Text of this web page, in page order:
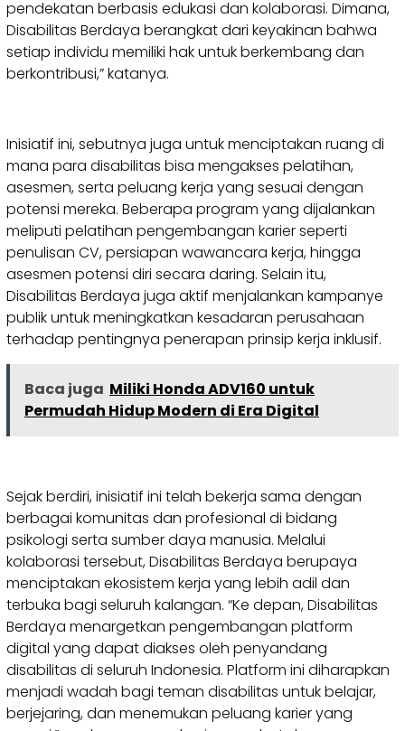
pendekatan berbasis edukasi dan kolaborasi. Dimana,
Disabilitas Berdaya berangkat dari keyakinan bahwa
setiap individu memiliki hak untuk berkembang dan
berkontribusi,” katanya.
Inisiatif ini, sebutnya juga untuk menciptakan ruang di
mana para disabilitas bisa mengakses pelatihan,
asesmen, serta peluang kerja yang sesuai dengan
potensi mereka. Beberapa program yang dijalankan
meliputi pelatihan pengembangan karier seperti
penulisan CV, persiapan wawancara kerja, hingga
asesmen potensi diri secara daring. Selain itu,
Disabilitas Berdaya juga aktif menjalankan kampanye
publik untuk meningkatkan kesadaran perusahaan
terhadap pentingnya penerapan prinsip kerja inklusif.
Baca juga Miliki Honda ADV160 untuk
Permudah Hidup Modern di Era Digital
Sejak berdiri, inisiatif ini telah bekerja sama dengan
berbagai komunitas dan profesional di bidang
psikologi serta sumber daya manusia. Melalui
kolaborasi tersebut, Disabilitas Berdaya berupaya
menciptakan ekosistem kerja yang lebih adil dan
terbuka bagi seluruh kalangan. “Ke depan, Disabilitas
Berdaya menargetkan pengembangan platform
digital yang dapat diakses oleh penyandang
disabilitas di seluruh Indonesia. Platform ini diharapkan
menjadi wadah bagi teman disabilitas untuk belajar,
berjejaring, dan menemukan peluang karier yang